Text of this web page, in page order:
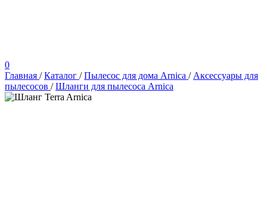
0
Главная / Каталог / Пылесос для дома Arnica / Аксессуары для
пылесосов / Шланги для пылесоса Arnica
Arnica